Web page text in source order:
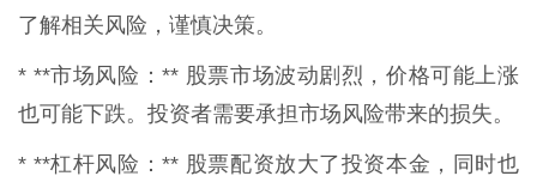
了解相关风险，谨慎决策。
* **市场风险：** 股票市场波动剧烈，价格可能上涨
也可能下跌。投资者需要承担市场风险带来的损失。
* **杠杆风险：** 股票配资放大了投资本金，同时也